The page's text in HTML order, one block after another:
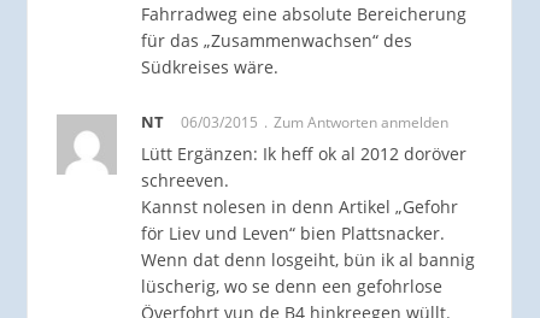
Fahrradweg eine absolute Bereicherung
für das „Zusammenwachsen“ des
Südkreises wäre.
NT 06/03/2015 Zum Antworten anmelden
Lütt Ergänzen: Ik heff ok al 2012 doröver
schreeven.
Kannst nolesen in denn Artikel „Gefohr
för Liev und Leven“ bien Plattsnacker.
Wenn dat denn losgeiht, bün ik al bannig
lüscherig, wo se denn een gefohrlose
Överfohrt vun de B4 hinkreegen wüllt.